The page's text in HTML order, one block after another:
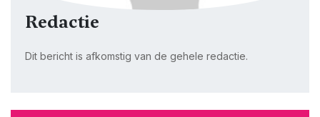
Redactie
Dit bericht is afkomstig van de gehele redactie.